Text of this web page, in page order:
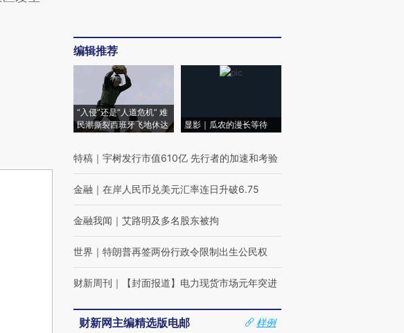
编辑推荐
“入侵”还是“人道危机” 难
民潮撕裂西班牙飞地休达
显影｜瓜农的漫长等待
特稿 ｜ 宇树发行市值610亿 先行者的加速和考验
金融 ｜ 在岸人民币兑美元汇率连日升破6.75
金融我闻 ｜ 艾路明及多名股东被拘
世界 ｜ 特朗普再签两份行政令限制出生公民权
财新周刊 ｜ 【封面报道】电力现货市场元年突进
财新网主编精选版电邮
样例